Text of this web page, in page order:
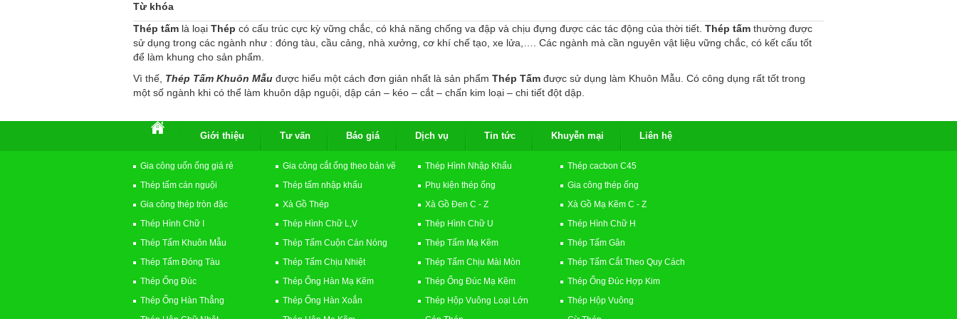
Từ khóa
Thép tấm là loại Thép có cấu trúc cực kỳ vững chắc, có khả năng chống va đập và chịu đựng được các tác động của thời tiết. Thép tấm thường được
sử dụng trong các ngành như : đóng tàu, cầu cảng, nhà xưởng, cơ khí chế tạo, xe lửa,…. Các ngành mà cần nguyên vật liệu vững chắc, có kết cấu tốt
để làm khung cho sản phẩm.
Vì thế, Thép Tấm Khuôn Mẫu được hiểu một cách đơn giản nhất là sản phẩm Thép Tấm được sử dụng làm Khuôn Mẫu. Có công dụng rất tốt trong
một số ngành khi có thể làm khuôn dập nguội, dập cán – kéo – cắt – chấn kim loại – chi tiết đột dập.
Giới thiệu Tư vấn Báo giá Dịch vụ Tin tức Khuyễn mại Liên hệ
Gia công uốn ống giá rẻ Gia công cắt ống theo bản vẽ Thép Hình Nhập Khẩu
Thép cacbon C45
Thép tấm cán nguội
Thép tấm nhập khẩu Phụ kiện thép ống
Gia công thép ống
Gia công thép tròn đặc
Xà Gồ Thép Xà Gồ Đen C - Z
Xà Gồ Mạ Kẽm C - Z
Thép Hình Chữ I
Thép Hình Chữ L,V Thép Hình Chữ U
Thép Hình Chữ H
Thép Tấm Khuôn Mẫu
Thép Tấm Cuộn Cán Nóng Thép Tấm Mạ Kẽm
Thép Tấm Gân
Thép Tấm Đóng Tàu
Thép Tấm Chịu Nhiệt Thép Tấm Chịu Mài Mòn
Thép Tấm Cắt Theo Quy Cách
Thép Ống Đúc
Thép Ống Hàn Mạ Kẽm Thép Ống Đúc Mạ Kẽm
Thép Ống Đúc Hợp Kim
Thép Ống Hàn Thẳng
Thép Ống Hàn Xoắn Thép Hộp Vuông Loại Lớn
Thép Hộp Vuông